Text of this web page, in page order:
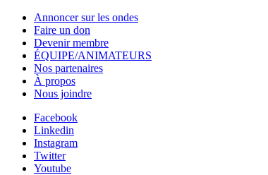
Annoncer sur les ondes
Faire un don
Devenir membre
ÉQUIPE/ANIMATEURS
Nos partenaires
À propos
Nous joindre
Facebook
Linkedin
Instagram
Twitter
Youtube